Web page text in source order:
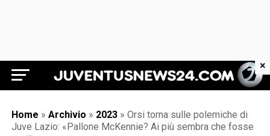
Juventus News 24
Home » Archivio » 2023 » Orsi torna sulle polemiche di
Juve Lazio: «Pallone McKennie? Ai più sembra che fosse
×